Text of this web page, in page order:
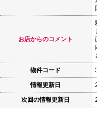
お店からのコメント
物件コード
情報更新日
次回の情報更新日